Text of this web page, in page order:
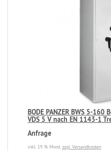
BODE PANZER BWS 5-
VDS 5 V nach EN 1143-1
Anfrage
inkl. 19 % Mwst.zzgl. Versandkosten